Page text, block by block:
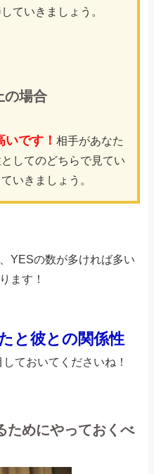
ていきましょう。
の場合
です！ 相手があなた
してのどちらで見てい
いきましょう。
YESの数が多ければ多い
ます！
と彼との関係性
しておいてくださいね！
ためにやっておくべ